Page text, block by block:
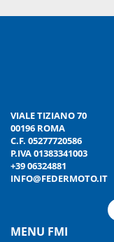
VIALE TIZIANO 70
00196 ROMA
C.F. 05277720586
P.IVA 01383341003
+39 06324881
INFO@FEDERMOTO.IT
MENU FMI